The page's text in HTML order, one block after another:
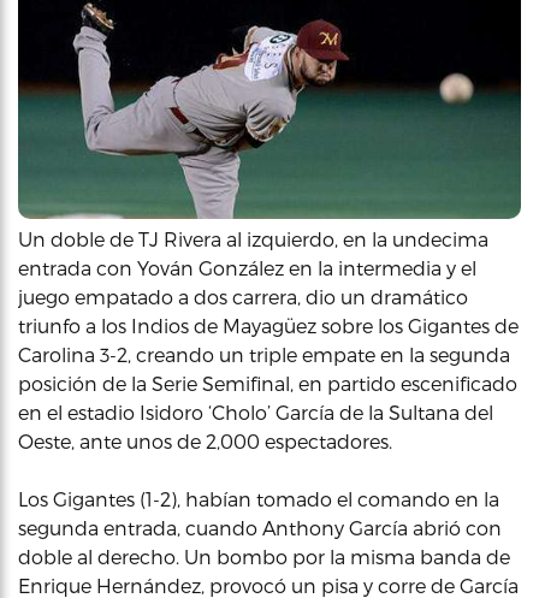
Un doble de TJ Rivera al izquierdo, en la undecima
entrada con Yován González en la intermedia y el
juego empatado a dos carrera, dio un dramático
triunfo a los Indios de Mayagüez sobre los Gigantes de
Carolina 3-2, creando un triple empate en la segunda
posición de la Serie Semifinal, en partido escenificado
en el estadio Isidoro ‘Cholo’ García de la Sultana del
Oeste, ante unos de 2,000 espectadores.
Los Gigantes (1-2), habían tomado el comando en la
segunda entrada, cuando Anthony García abrió con
doble al derecho. Un bombo por la misma banda de
Enrique Hernández, provocó un pisa y corre de García